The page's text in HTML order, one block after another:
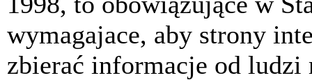
wymagajace, aby strony
zbierać informacje od